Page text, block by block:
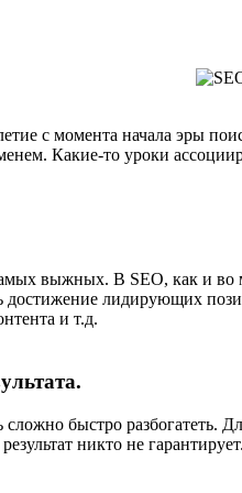
с момента начала эры
Какие-то уроки
выжных. В SEO, как и во
достижение лидирующих
и т.д.
быстро разбогатеть.
никто не гарантирует.